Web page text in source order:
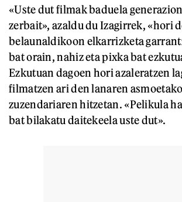
«Uste dut filmak baduela
zerbait», azaldu du Izagirrek, «hori
belaunaldikoon elkarrizketa
bat orain, nahiz eta pixka bat
Ezkutuan dagoen hori azaleratzen
filmatzen ari den lanaren
zuzendariaren hitzetan. «Pelikula
bat bilakatu daitekeela uste dut».